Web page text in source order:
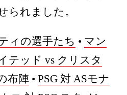
られました。
ィの選手たち • マン
テッド vs クリスタ
布陣 • PSG 対 ASモナ